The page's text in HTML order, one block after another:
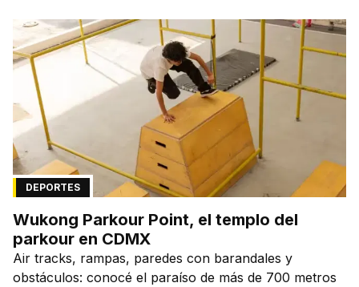
DEPORTES
Wukong Parkour Point, el templo del
parkour en CDMX
Air tracks, rampas, paredes con barandales y
obstáculos: conocé el paraíso de más de 700 metros